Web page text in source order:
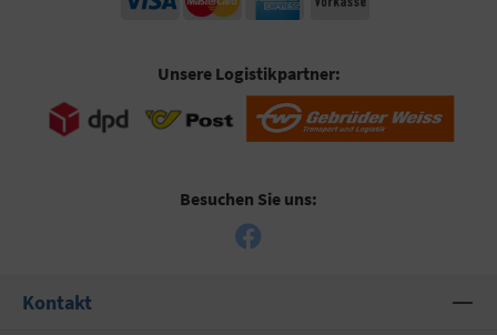
Unsere Logistikpartner:
Besuchen Sie uns:
Kontakt